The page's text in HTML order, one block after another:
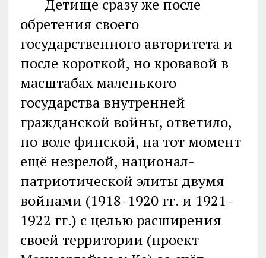
Детище сразу же после
обретения своего
государственного авторитета и
после короткой, но кровавой в
масштабах маленького
государства внутренней
гражданской войны, ответило,
по воле финской, на тот момент
ещё незрелой, национал-
патриотической элиты двумя
войнами (1918-1920 гг. и 1921-
1922 гг.) с целью расширения
своей территории (проект